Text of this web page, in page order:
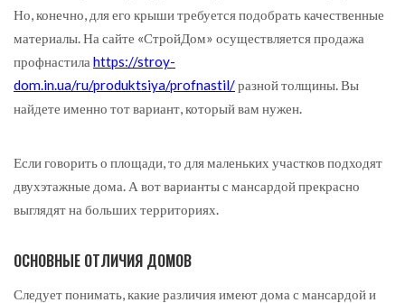
Но, конечно, для его крыши требуется подобрать качественные
материалы. На сайте «СтройДом» осуществляется продажа
профнастила https://stroy-
dom.in.ua/ru/produktsiya/profnastil/разной толщины. Вы
найдете именно тот вариант, который вам нужен.
Если говорить о площади, то для маленьких участков подходят
двухэтажные дома. А вот варианты с мансардой прекрасно
выглядят на больших территориях.
ОСНОВНЫЕ ОТЛИЧИЯ ДОМОВ
Следует понимать, какие различия имеют дома с мансардой и